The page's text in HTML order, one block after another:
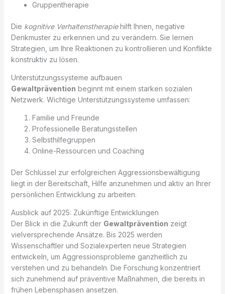
Gruppentherapie
Die kognitive Verhaltenstherapiehilft Ihnen, negative
Denkmuster zu erkennen und zu verändern. Sie lernen
Strategien, um Ihre Reaktionen zu kontrollieren und Konflikte
konstruktiv zu lösen.
Unterstützungssysteme aufbauen
Gewaltprävention beginnt mit einem starken sozialen
Netzwerk. Wichtige Unterstützungssysteme umfassen:
Familie und Freunde
Professionelle Beratungsstellen
Selbsthilfegruppen
Online-Ressourcen und Coaching
Der Schlüssel zur erfolgreichen Aggressionsbewältigung
liegt in der Bereitschaft, Hilfe anzunehmen und aktiv an Ihrer
persönlichen Entwicklung zu arbeiten.
Ausblick auf 2025: Zukünftige Entwicklungen
Der Blick in die Zukunft der Gewaltprävention zeigt
vielversprechende Ansätze. Bis 2025 werden
Wissenschaftler und Sozialexperten neue Strategien
entwickeln, um Aggressionsprobleme ganzheitlich zu
verstehen und zu behandeln. Die Forschung konzentriert
sich zunehmend auf präventive Maßnahmen, die bereits in
frühen Lebensphasen ansetzen.